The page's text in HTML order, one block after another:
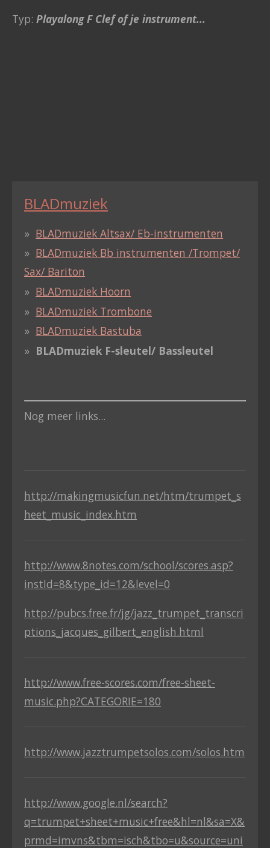
Typ: Playalong F Clef of je instrument...
BLADmuziek
BLADmuziek Altsax/ Eb-instrumenten
BLADmuziek Bb instrumenten /Trompet/
Sax/ Bariton
BLADmuziek Hoorn
BLADmuziek Trombone
BLADmuziek Bastuba
BLADmuziek F-sleutel/ Bassleutel
Nog meer links...
http://makingmusicfun.net/htm/trumpet_s
heet_music_index.htm
http://www.8notes.com/school/scores.asp?
instId=8&type_id=12&level=0
http://pubcs.free.fr/jg/jazz_trumpet_transcri
ptions_jacques_gilbert_english.html
http://www.free-scores.com/free-sheet-
music.php?CATEGORIE=180
http://www.jazztrumpetsolos.com/solos.htm
http://www.google.nl/search?
q=trumpet+sheet+music+free&hl=nl&sa=X&
prmd=imvns&tbm=isch&tbo=u&source=uni